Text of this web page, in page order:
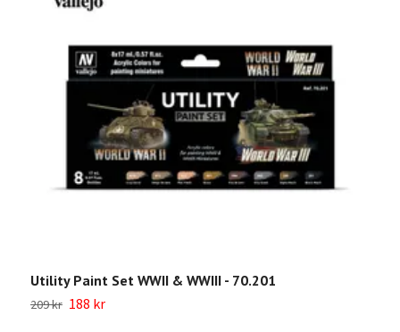
Utility Paint Set WWII & WWIII - 70.201
209 kr 188 kr